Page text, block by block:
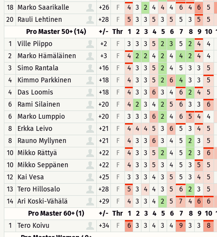
18 Marko Saarikalle +26 F 4 3 2 4 4 4 6 4 6
5
20 Rauli Lehtinen +28 F 5 3 3 5 3 5 5 3 5
5
Pro Master 50+ (14)
+/- Thr 1 2 3 4 5 6 7 8 9 10
1
Ville Piippo +2 F 3 3 3 5 2 3 5 2 4
4
2
Marko Hämäläinen +3 F 4 2 2 4 2 4 4 2 4
4
3
Simo Rantala +16 F 4 3 3 5 2 4 5 3 3
5
4
Kimmo Parkkinen +18 F 4 3 3 5 2 6 4 3 3
5
4
Das Loomis +18 F 4 3 3 6 3 4 6 2 4
5
6
Rami Silainen +20 F 4 2 3 4 2 5 6 3 3
6
6
Marko Lumppio +20 F 3 3 3 6 2 4 6 5 4
4
8
Erkka Leivo +21 F 4 4 4 5 3 6 5 3 4
5
8
Rauno Myllynen +21 F 4 3 3 6 3 4 5 2 3
5
10 Mikko Rättyä +22 F 4 3 3 5 2 4 5 2 3
6
10 Mikko Seppänen +22 F 4 3 3 5 3 4 5 3 5
5
12 Kai Vesa +25 F 3 3 3 4 3 5 5 3 4
5
13 Tero Hillosalo +28 F 5 3 4 4 3 5 6 2 3
5
14 Ari Koski-Vähälä +29 F 4 3 3 4 2 5 7 4 6
6
Pro Master 60+ (1)
+/- Thr 1 2 3 4 5 6 7 8 9 10
1
Tero Koivu +34 F 6 3 3 4 3 4 9 3 3
8